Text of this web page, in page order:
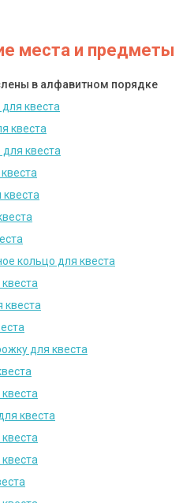
места и предметы
в алфавитном порядке
квеста
квеста
квеста
кольцо для квеста
квеста
для квеста
квеста